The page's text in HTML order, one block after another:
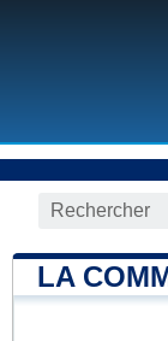
LA